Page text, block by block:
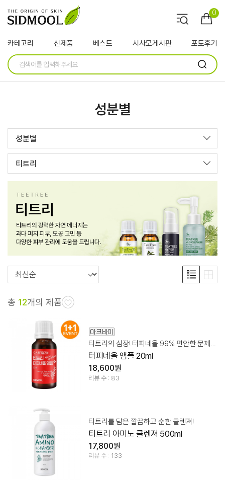
0
카테고리 신제품 베스트 시사모게시판 포토후기
성분별
성분별
티트리
총 12개의 제품
티트리의 심장! 터피네올 99% 편안한 문제성 피부 케어!
터피네올 앰플 20ml
18,600원
리뷰 수 : 83
티트리를 담은 깔끔하고 순한 클렌져!
티트리 아미노 클렌져 500ml
17,800원
리뷰 수 : 133